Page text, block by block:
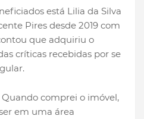
está Lilia da Silva
Pires desde 2019 com
que adquiriu o
críticas recebidas por se
Quando comprei o imóvel,
em uma área